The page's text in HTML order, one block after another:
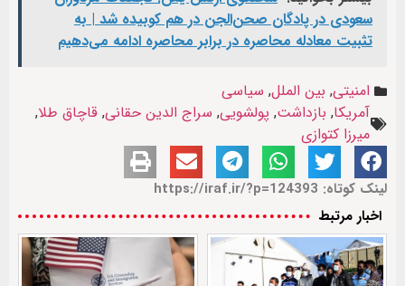
سعودی در پادگان صحن‌الجن در هم کوبیده شد | به
تثبیت معادله محاصره در برابر محاصره ادامه می‌دهیم
امنیتی, بین الملل, سیاسی
آمریکا, بازداشت, پولشویی, سراج الدین حقانی, قاچاق طلا,
میرزا کتوازی
لینک کوتاه: https://iraf.ir/?p=124393
اخبار مرتبط